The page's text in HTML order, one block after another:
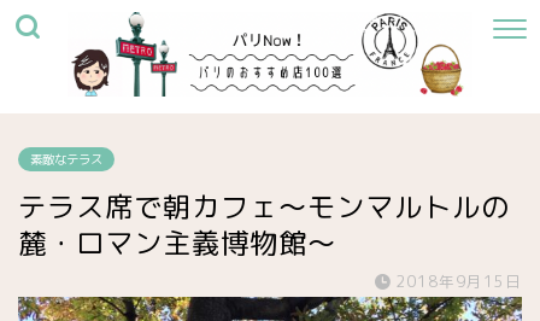
素敵なテラス
テラス席で朝カフェ〜モンマルトルの
麓・ロマン主義博物館〜
2018年9月15日